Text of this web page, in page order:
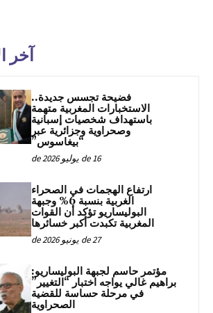
آخر
فضيحة تجسس جديدة..
الاستخبارات المغربية متهمة
باستهداف شخصيات إسبانية
وصحراوية وجزائرية عبر
“بيغاسوس”
16 de يوليو de 2026
ارتفاع الهجمات في الصحراء
الغربية بنسبة 6% وجبهة
البوليساريو تؤكد أن القوات
المغربية تكبدت أكبر خسائرها
27 de يونيو de 2026
مؤتمر حاسم لجبهة البوليساريو:
براهيم غالي يواجه اختبار “التغيير”
في مرحلة حساسة للقضية
الصحراوية